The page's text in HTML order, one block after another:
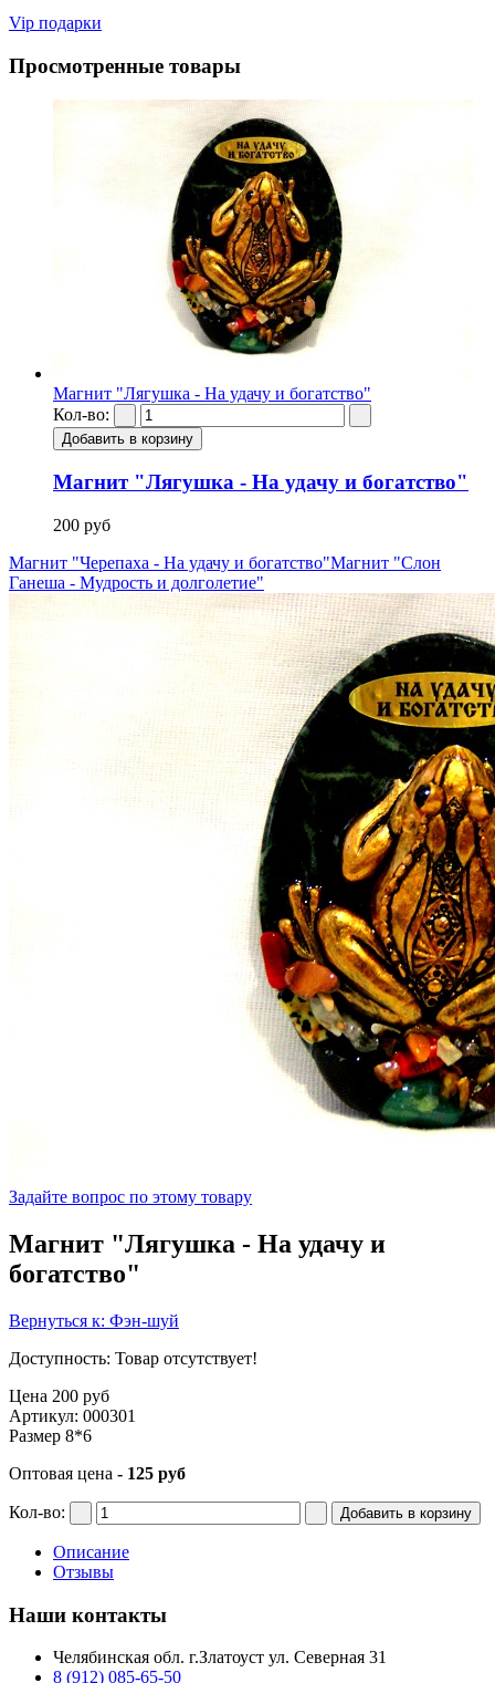
Vip подарки
Просмотренные товары
Магнит "Лягушка - На удачу и богатство"
Кол-во:
Магнит "Лягушка - На удачу и богатство"
200 руб
Магнит "Черепаха - На удачу и богатство"Магнит "Слон
Ганеша - Мудрость и долголетие"
Задайте вопрос по этому товару
Магнит "Лягушка - На удачу и
богатство"
Вернуться к: Фэн-шуй
Доступность: Товар отсутствует!
Цена 200 руб
Артикул: 000301
Размер 8*6
Оптовая цена - 125 руб
Кол-во:
Описание
Отзывы
Наши контакты
Челябинская обл. г.Златоуст ул. Северная 31
8 (912) 085-65-50